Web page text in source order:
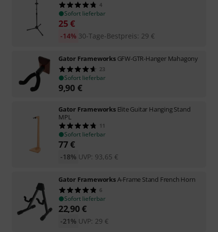
4
Sofort lieferbar
25€
30-Tage-Bestpreis: 29 €
-14%
Gator Frameworks GFW-GTR-Hanger Mahagony
23
Sofort lieferbar
9,90 €
Gator Frameworks Elite Guitar Hanging Stand
MPL
11
Sofort lieferbar
77€
UVP: 93,65 €
-18%
Gator FrameworksA-Frame Stand French Horn
6
Sofort lieferbar
22,90€
UVP: 29 €
-21%